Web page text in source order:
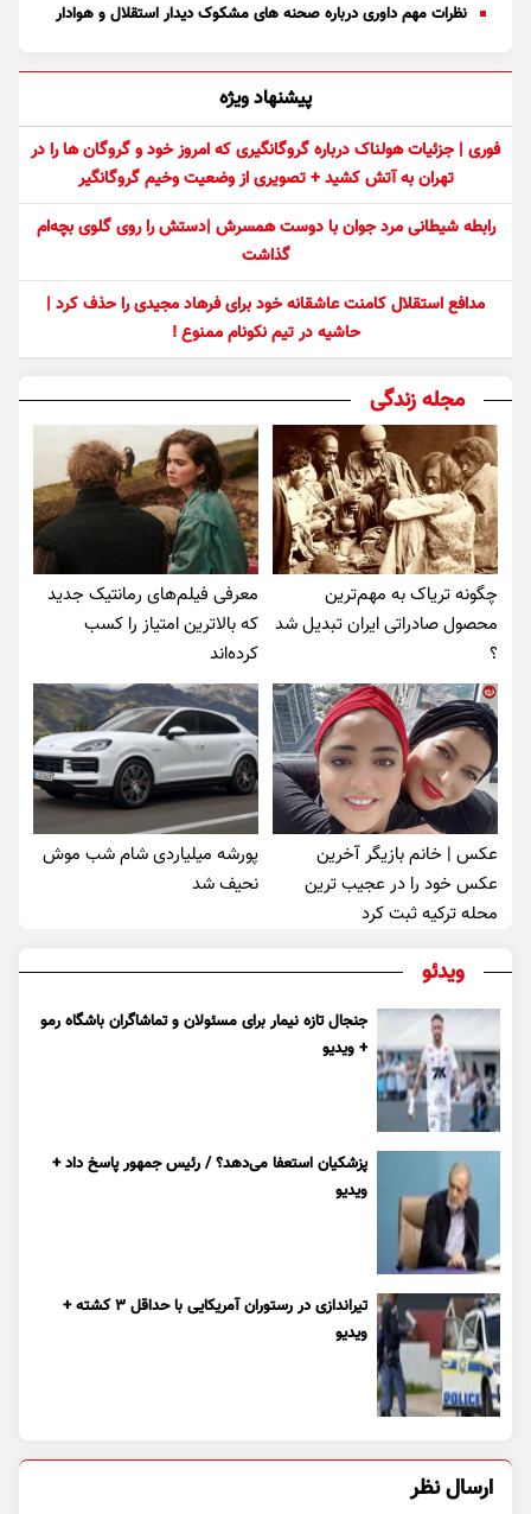
نظرات مهم داوری درباره صحنه های مشکوک دیدار استقلال و هوادار
پیشنهاد ویژه
فوری | جزئیات هولناک درباره گروگانگیری که امروز خود و گروگان ها را در
تهران به آتش کشید + تصویری از وضعیت وخیم گروگانگیر
رابطه شیطانی مرد جوان با دوست همسرش |دستش را روی گلوی بچه‌ام
گذاشت
مدافع استقلال کامنت عاشقانه خود برای فرهاد مجیدی را حذف کرد |
حاشیه در تیم نکونام ممنوع !
مجله زندگی
چگونه تریاک به مهم‌ترین
محصول صادراتی ایران تبدیل شد
؟
معرفی فیلم‌های رمانتیک جدید
که بالاترین امتیاز را کسب
کرده‌اند
عکس | خانم بازیگر آخرین
عکس خود را در عجیب ترین
محله ترکیه ثبت کرد
پورشه میلیاردی شام شب موش‌
نحیف شد
ویدئو
جنجال تازه نیمار برای مسئولان و تماشاگران باشگاه رمو
+ ویدیو
پزشکیان استعفا می‌دهد؟ / رئیس جمهور پاسخ داد +
ویدیو
تیراندازی در رستوران آمریکایی با حداقل ۳ کشته +
ویدیو
ارسال نظر